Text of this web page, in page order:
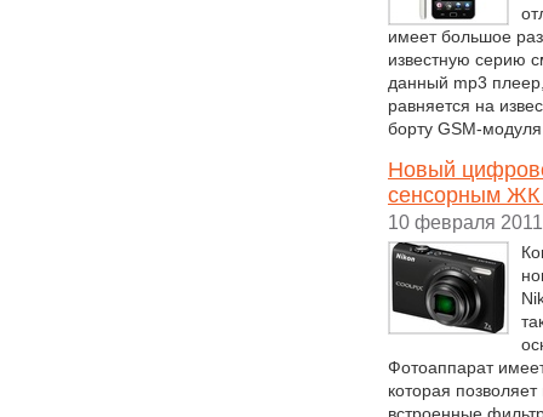
имеет большое
известную серию
данный mp3
равняется на
борту GSM-
Новый
сенсорным ЖК
10 февраля 2011
Фотоаппарат
которая